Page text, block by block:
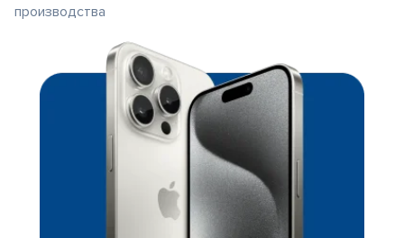
производства